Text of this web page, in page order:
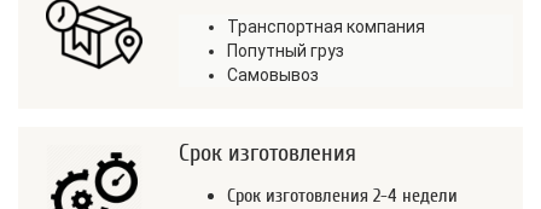
Транспортная компания
Попутный груз
Самовывоз
Срок изготовления
Срок изготовления 2-4 недели